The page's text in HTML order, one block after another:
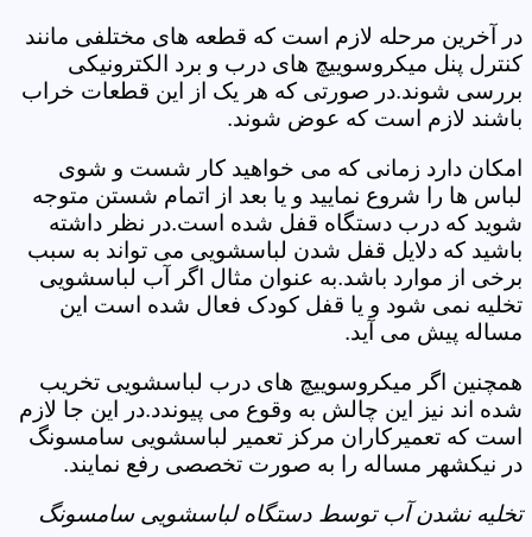
در آخرین مرحله لازم است که قطعه های مختلفی مانند
کنترل پنل میکروسوییچ های درب و برد الکترونیکی
بررسی شوند.در صورتی که هر یک از این قطعات خراب
باشند لازم است که عوض شوند.
امکان دارد زمانی که می خواهید کار شست و شوی
لباس ها را شروع نمایید و یا بعد از اتمام شستن متوجه
شوید که درب دستگاه قفل شده است.در نظر داشته
باشید که دلایل قفل شدن لباسشویی می تواند به سبب
برخی از موارد باشد.به عنوان مثال اگر آب لباسشویی
تخلیه نمی شود و یا قفل کودک فعال شده است این
مساله پیش می آید.
همچنین اگر میکروسوییچ های درب لباسشویی تخریب
شده اند نیز این چالش به وقوع می پیوندد.در این جا لازم
است که تعمیرکاران مرکز تعمیر لباسشویی سامسونگ
در نیکشهر مساله را به صورت تخصصی رفع نمایند.
تخلیه نشدن آب توسط دستگاه لباسشویی سامسونگ